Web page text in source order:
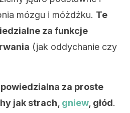
mózgu i móżdżku. Te
za funkcje
(jak oddychanie czy
za proste
jak strach, gniew, głód.